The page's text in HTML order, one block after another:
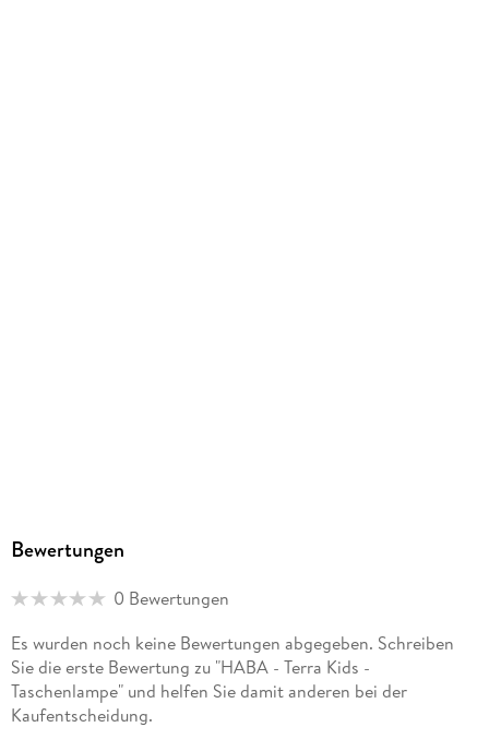
HABA, August-Grosch-Str. 28 - 38, 96476 Bad-Rodach,
service@haba.de
Bewertungen
0 Bewertungen
Es wurden noch keine Bewertungen abgegeben. Schreiben
Sie die erste Bewertung zu "HABA - Terra Kids -
Taschenlampe" und helfen Sie damit anderen bei der
Kaufentscheidung.